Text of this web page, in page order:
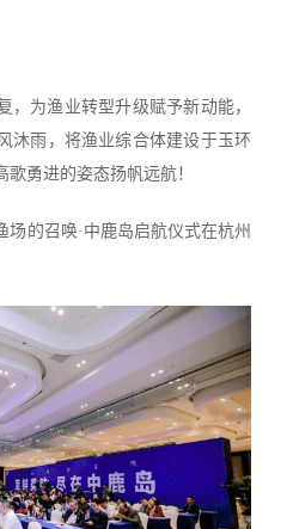
，为渔业转型升级赋予新动能，
沐雨，将渔业综合体建设于玉环
勇进的姿态扬帆远航！
场的召唤·中鹿岛启航仪式在杭州